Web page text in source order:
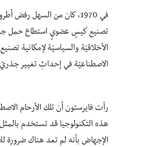
تصنيع كيسٍ عضويٍ استطاع حمل
الأخلاقيّة والسياسيّة لإمكانية
الاصطناعيّة في إحداثِ تغيير
رأت فايرستون أن تلك الأرحام
هذه التكنولوجيا قد تستخدم
الإجهاض بأنه لم تعد هناك ضرورة